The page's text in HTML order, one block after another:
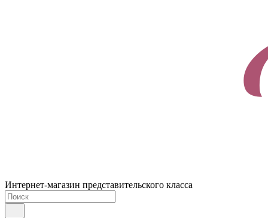
Интернет-магазин представительского класса